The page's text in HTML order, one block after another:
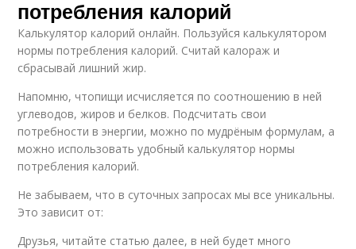
потребления калорий
Калькулятор калорий онлайн. Пользуйся калькулятором
нормы потребления калорий. Считай калораж и
сбрасывай лишний жир.
Напомню, чтопищи исчисляется по соотношению в ней
углеводов, жиров и белков. Подсчитать свои
потребности в энергии, можно по мудрёным формулам, а
можно использовать удобный калькулятор нормы
потребления калорий.
Не забываем, что в суточных запросах мы все уникальны.
Это зависит от:
Друзья, читайте статью далее, в ней будет много